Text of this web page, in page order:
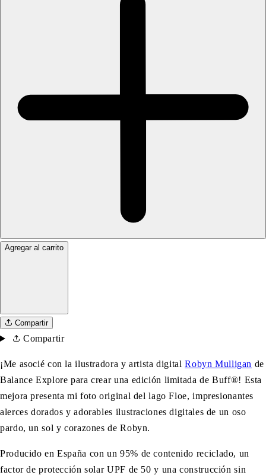
Agregar al carrito
Compartir
Compartir
¡Me asocié con la ilustradora y artista digital Robyn Mulligan de
Balance Explore para crear una edición limitada de Buff®! Esta
mejora presenta mi foto original del lago Floe, impresionantes
alerces dorados y adorables ilustraciones digitales de un oso
pardo, un sol y corazones de Robyn.
Producido en España con un 95% de contenido reciclado, un
factor de protección solar UPF de 50 y una construcción sin